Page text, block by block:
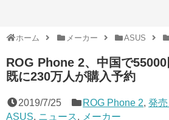
ホーム メーカー ASUS
ROG Phone 2、中国で55000
既に230万人が購入予約
2019/7/25 ROG Phone 2,発
ASUS, ニュース, メーカー